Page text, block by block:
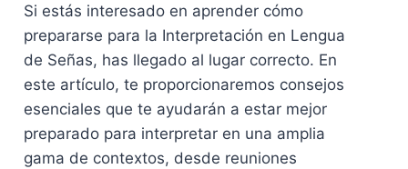
Si estás interesado en aprender cómo
prepararse para la Interpretación en Lengua
de Señas, has llegado al lugar correcto. En
este artículo, te proporcionaremos consejos
esenciales que te ayudarán a estar mejor
preparado para interpretar en una amplia
gama de contextos, desde reuniones